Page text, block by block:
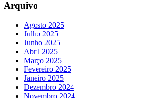
Arquivo
Agosto 2025
Julho 2025
Junho 2025
Abril 2025
Março 2025
Fevereiro 2025
Janeiro 2025
Dezembro 2024
Novembro 2024